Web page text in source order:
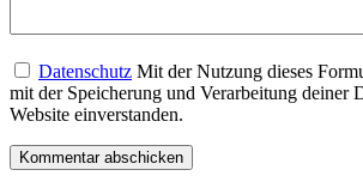
Datenschutz Mit der Nutzung dieses
mit der Speicherung und Verarbeitung deiner
Website einverstanden.